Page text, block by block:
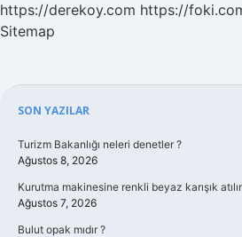
Hakkımızda
https://derekoy.com https://
Sitemap
Sidebar
SON YAZILAR
Turizm Bakanlığı neleri denetler ?
Ağustos 8, 2026
Kurutma makinesine renkli beyaz karışık atılır
Ağustos 7, 2026
Bulut opak mıdır ?